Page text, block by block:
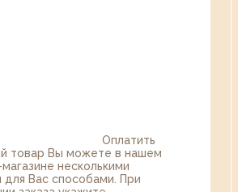
Оплатить
товар Вы можете в нашем
несколькими
Вас способами. При